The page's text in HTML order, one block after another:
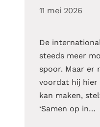
11 mei 2026
De
steeds meer
spoor. Maar er
voordat hij hier
kan maken,
‘Samen op in…